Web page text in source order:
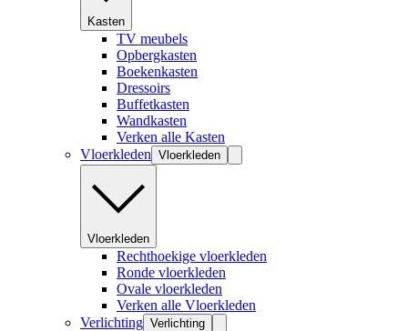
Kasten
TV meubels
Opbergkasten
Boekenkasten
Dressoirs
Buffetkasten
Wandkasten
Verken alle Kasten
Vloerkleden Vloerkleden
Vloerkleden
Rechthoekige vloerkleden
Ronde vloerkleden
Ovale vloerkleden
Verken alle Vloerkleden
Verlichting Verlichting